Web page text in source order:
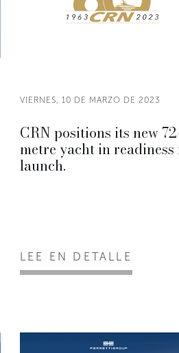
VIERNES, 10 DE MARZO DE 2023
CRN positions its new
metre yacht in readiness
launch.
LEE EN DETALLE